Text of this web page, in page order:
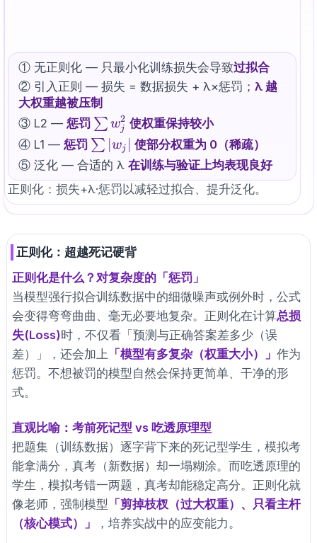
① 无正则化 — 只最小化训练损失会导致过拟合
② 引入正则 — 损失 = 数据损失 + λ×惩罚； λ 越
大权重越被压制
③ L2 — 惩罚 \sum
w_j^2
∑ wj
2 使权重保持较小
④ L1 — 惩罚 \sum
|w_j|
∑ wj
使部分权重为 0（稀疏）
⑤ 泛化 — 合适的 λ 在训练与验证上均表现良好
正则化：损失+λ·惩罚以减轻过拟合、提升泛化。
正则化：超越死记硬背
正则化是什么？对复杂度的「惩罚」
当模型强行拟合训练数据中的细微噪声或例外时，公式
会变得弯弯曲曲、毫无必要地复杂。正则化在计算总损
失(Loss)时，不仅看「预测与正确答案差多少（误
差）」，还会加上 「模型有多复杂（权重大小）」 作为
惩罚。不想被罚的模型自然会保持更简单、干净的形
式。
直观比喻：考前死记型 vs 吃透原理型
把题集（训练数据）逐字背下来的死记型学生，模拟考
能拿满分，真考（新数据）却一塌糊涂。而吃透原理的
学生，模拟考错一两题，真考却能稳定高分。正则化就
像老师，强制模型 「剪掉枝杈（过大权重）、只看主杆
（核心模式）」
，培养实战中的应变能力。